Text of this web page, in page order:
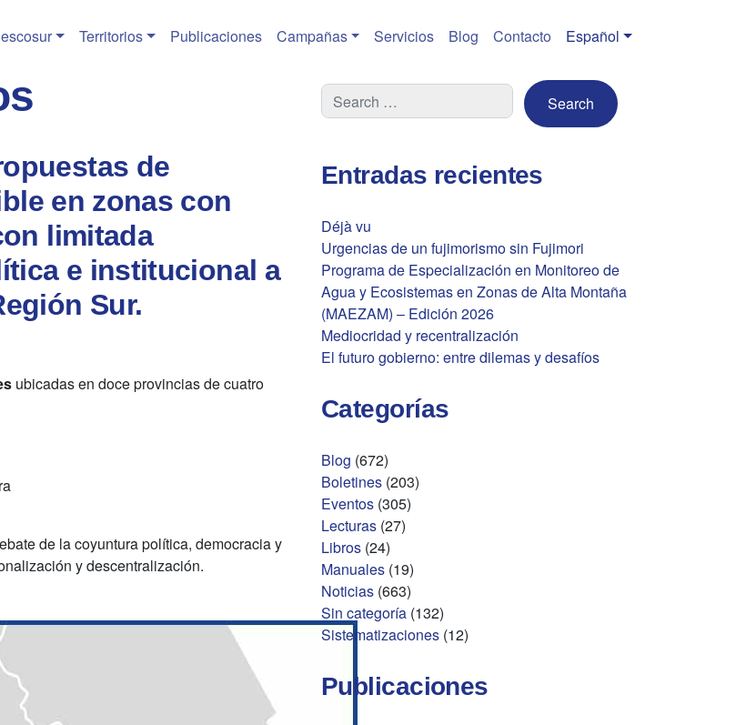
Territorios Publicaciones Campañas Servicios Blog Contacto Español
de
en zonas con
limitada
e institucional a
Sur.
ubicadas en doce provincias de cuatro
de la coyuntura política, democracia y
y descentralización.
Entradas recientes
Déjà vu
Urgencias de un fujimorismo sin Fujimori
Programa de Especialización en Monitoreo de
Agua y Ecosistemas en Zonas de Alta Montaña
(MAEZAM) – Edición 2026
Mediocridad y recentralización
El futuro gobierno: entre dilemas y desafíos
Categorías
Blog (672)
Boletines (203)
Eventos (305)
Lecturas (27)
Libros (24)
Manuales (19)
Noticias (663)
Sin categoría (132)
Sistematizaciones (12)
Publicaciones